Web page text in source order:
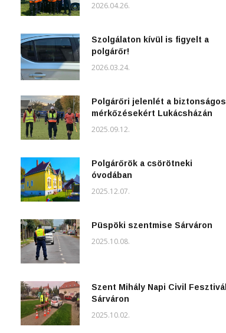
2026.04.26.
Szolgálaton kívül is figyelt a
polgárőr!
2026.03.24.
Polgárőri jelenlét a biztonságos
mérkőzésekért Lukácsházán
2025.09.12.
Polgárőrök a csörötneki
óvodában
2025.12.07.
Püspöki szentmise Sárváron
2025.10.08.
Szent Mihály Napi Civil Fesztivál
Sárváron
2025.10.02.